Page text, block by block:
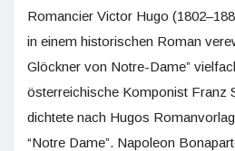
Romancier Victor Hugo
in einem historischen Roman
Glöckner von Notre-Dame”
österreichische Komponist Franz
dichtete nach Hugos
“Notre Dame”. Napoleon